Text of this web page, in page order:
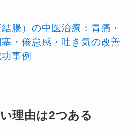
腸）の中医治療：胃痛・
・倦怠感・吐き気の改善
事例
理由は2つある